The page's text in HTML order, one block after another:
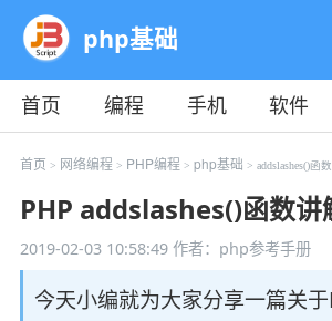
php基础
首页 编程 手机 软件
教程
平面 服务器
首页 > 网络编程 > PHP编程 > php基础 > addslashes()函数
PHP addslashes()函数讲
2019-02-03 10:58:49作者：php参考手册
今天小编就为大家分享一篇关